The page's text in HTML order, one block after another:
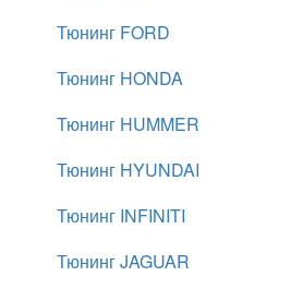
Тюнинг FORD
Тюнинг HONDA
Тюнинг HUMMER
Тюнинг HYUNDAI
Тюнинг INFINITI
Тюнинг JAGUAR